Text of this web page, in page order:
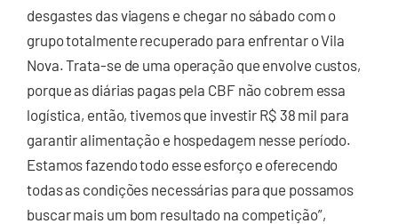
desgastes das viagens e chegar no sábado com o
grupo totalmente recuperado para enfrentar o Vila
Nova. Trata-se de uma operação que envolve custos,
porque as diárias pagas pela CBF não cobrem essa
logística, então, tivemos que investir R$ 38 mil para
garantir alimentação e hospedagem nesse período.
Estamos fazendo todo esse esforço e oferecendo
todas as condições necessárias para que possamos
buscar mais um bom resultado na competição”,